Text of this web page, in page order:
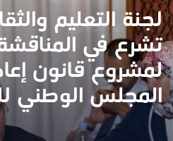
لجنة التعليم
تشرع في
لمشروع قانون
المجلس الوطني